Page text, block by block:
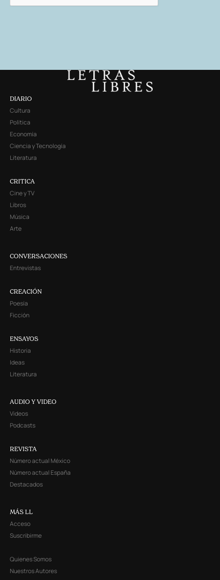
DIARIO
Cultura
Política
Economía
Ciencia y Tecnología
Literatura
CRITICA
Cine y TV
Libros
Música
Arte
CONVERSACIONES
Entrevistas
CREACIÓN
Poesía
Ficción
ENSAYOS
Historia
Ideas
Literatura
AUDIO Y VIDEO
Videos
Podcasts
REVISTA
Número actual México
Número actual España
Destacados
MÁS LL
Acceso
Suscribirme
Quienes Somos
Nuestros Autores